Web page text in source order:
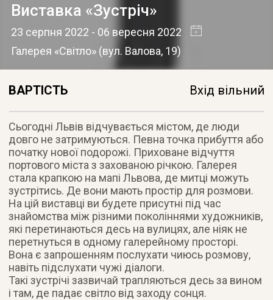
Виставка «Зустріч»
23 серпня 2022 - 06 вересня 2022
Галерея «Світло» (вул. Валова, 19)
ВАРТІСТЬ Вхід вільний
Сьогодні Львів відчувається містом, де люди
довго не затримуються. Певна точка прибуття або
початку нової подорожі. Приховане відчуття
портового міста з захованою річкою. Галерея
стала крапкою на мапі Львова, де митці можуть
зустрітись. Де вони мають простір для розмови.
На цій виставці ви будете присутні під час
знайомства між різними поколіннями художників,
які перетинаються десь на вулицях, але ніяк не
перетнуться в одному галерейному просторі.
Вона є запрошенням послухати чиюсь розмову,
навіть підслухати чужі діалоги.
Такі зустрічі зазвичай трапляються десь за вином
і там, де падає світло від заходу сонця.